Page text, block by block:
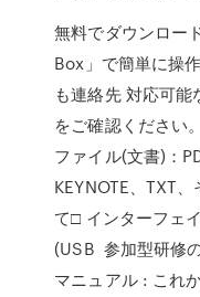
無料でダウンロー
Box」で簡単に操
も連絡先 対応可
をご確認ください
ファイル(文書)：
KEYNOTE、TXT
て□ インターフェ
(USB 参加型研修
マニュアル : これ